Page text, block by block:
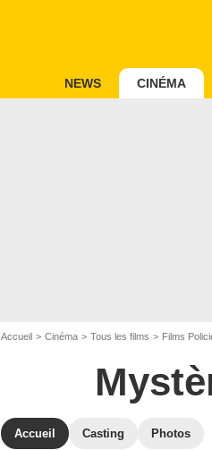
NEWS CINÉMA
Accueil Cinéma Tous les films Films
Accueil Casting Photos